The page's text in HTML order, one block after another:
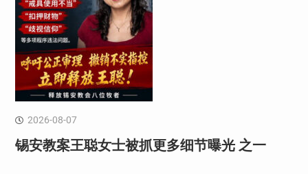
2026-08-07
锡安教案王聪女士被抓更多细节曝光 之一